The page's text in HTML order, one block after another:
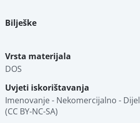
Bilješke
Vrsta materijala
DOS
Uvjeti iskorištavanja
Imenovanje - Nekomercijalno -
(CC BY-NC-SA)